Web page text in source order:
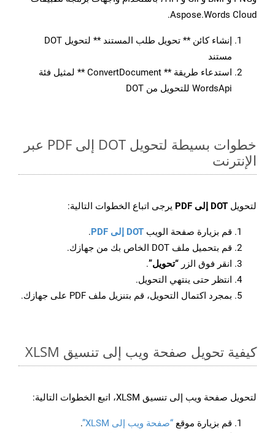
Aspose.Words Cloud.
إنشاء كائن ** تحويل طلب المستند ** لتحويل DOT
مستند
استدعاء طريقة ** ConvertDocument ** لمثيل فئة
WordsApi للتحويل من DOT
خطوات بسيطة لتحويل DOT إلى PDF عبر
الإنترنت
لتحويل DOT إلى PDF يرجى اتباع الخطوات التالية:
قم بزيارة صفحة الويب DOT إلى PDF
.
قم بتحميل ملف DOT الخاص بك من جهازك.
انقر فوق الزر “تحويل”.
انتظر حتى ينتهي التحويل.
بمجرد اكتمال التحويل، قم بتنزيل ملف PDF على جهازك.
كيفية تحويل صفحة ويب إلى تنسيق XLSM
لتحويل صفحة ويب إلى تنسيق XLSM، اتبع الخطوات التالية:
قم بزيارة موقع “صفحة ويب إلى XLSM”
.